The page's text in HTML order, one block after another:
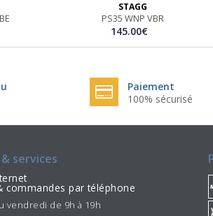
STAGG
PS35 WNP VBR
145.00€
Paiement
100% sécurisé
services
commandes par téléphone
vendredi de 9h à 19h